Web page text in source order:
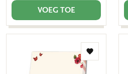
VOEG TOE
Toevoegen